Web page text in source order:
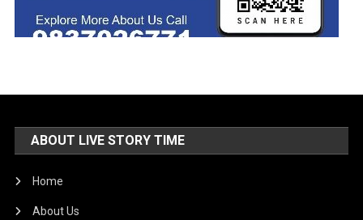
ABOUT LIVE STORY TIME
Home
About Us